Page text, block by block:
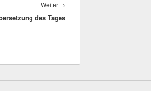
Weiter →
Beitrag:
des Tages